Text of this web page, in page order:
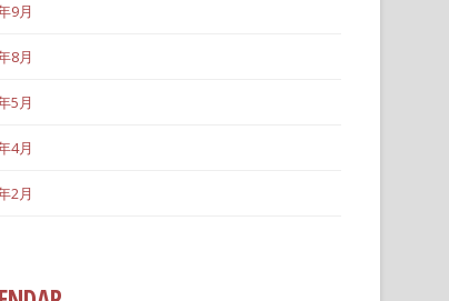
9月
8月
5月
4月
2月